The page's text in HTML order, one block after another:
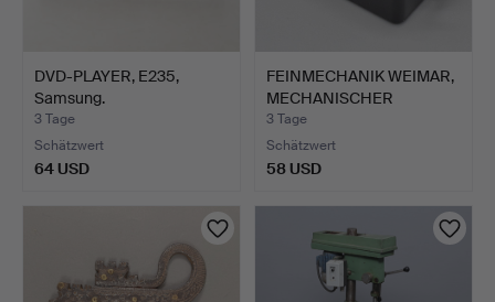
DVD-PLAYER, E235,
Samsung.
3 Tage
Schätzwert
64 USD
FEINMECHANIK WEIMAR,
MECHANISCHER
AUSLÖSER…
3 Tage
Schätzwert
58 USD